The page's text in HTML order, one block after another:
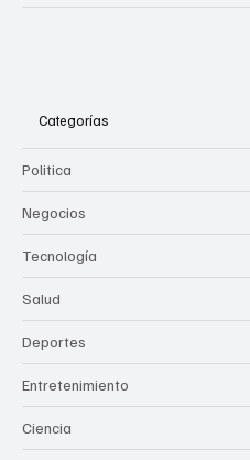
Categorías
Politica
Negocios
Tecnología
Salud
Deportes
Entretenimiento
Ciencia